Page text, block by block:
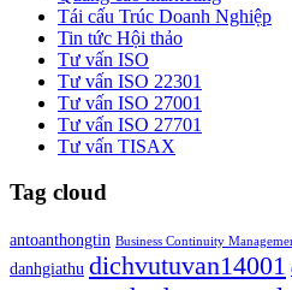
Tái cấu Trúc Doanh Nghiệp
Tin tức Hội thảo
Tư vấn ISO
Tư vấn ISO 22301
Tư vấn ISO 27001
Tư vấn ISO 27701
Tư vấn TISAX
Tag cloud
antoanthongtin Business Continuity
danhgiathu dichvutuvan14001